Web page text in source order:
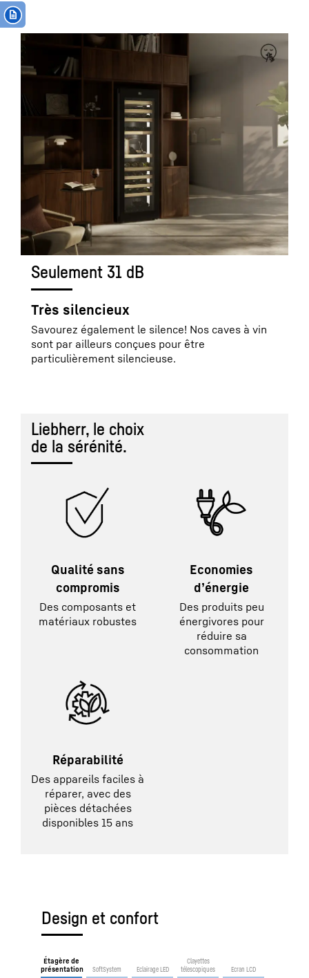
Seulement 31 dB
Très silencieux
Savourez également le silence! Nos caves à vin
sont par ailleurs conçues pour être
particulièrement silencieuse.
Liebherr, le choix
de la sérénité.
Qualité sans
compromis
Des composants et
matériaux robustes
Economies
d’énergie
Des produits peu
énergivores pour
réduire sa
consommation
Réparabilité
Des appareils faciles à
réparer, avec des
pièces détachées
disponibles 15 ans
Design et confort
Étagère de
présentation
SoftSystem Eclairage LED
Clayettes
télescopiques
Ecran LCD